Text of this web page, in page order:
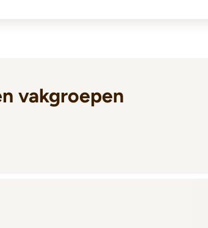
vakgroepen